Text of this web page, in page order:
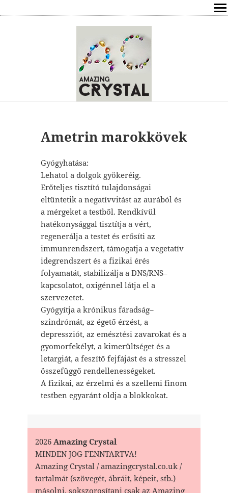
ÍRÁSOK
ÁSVÁNYOK HATÁSAI
ELÉRHETŐSÉG
FREE
VÁSÁRLÁS / KOSÁR
Ametrin marokkövek
Gyógyhatása:
Lehatol a dolgok gyökeréig.
Erőteljes tisztító tulajdonságai
eltüntetik a negatívvitást az aurából és
a mérgeket a testből. Rendkívül
hatékonysággal tisztítja a vért,
regenerálja a testet és erősíti az
immunrendszert, támogatja a vegetatív
idegrendszert és a fizikai érés
folyamatát, stabilizálja a DNS/RNS–
kapcsolatot, oxigénnel látja el a
szervezetet.
Gyógyítja a krónikus fáradság–
szindrómát, az égető érzést, a
depressziót, az emésztési zavarokat és a
gyomorfekélyt, a kimerültséget és a
letargiát, a feszítő fejfájást és a stresszel
összefüggő rendellenességeket.
A fizikai, az érzelmi és a szellemi finom
testben egyaránt oldja a blokkokat.
2026Amazing Crystal
MINDEN JOG FENNTARTVA!
Amazing Crystal / amazingcrystal.co.uk /
tartalmát (szövegét, ábráit, képeit, stb.)
másolni, sokszorosítani csak az Amazing